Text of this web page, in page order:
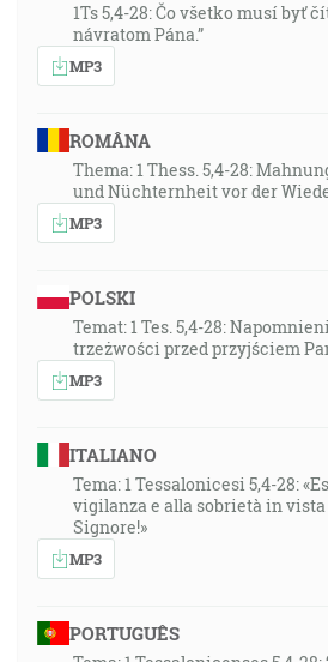
1Ts 5,4-28: Čo všetko musí byť
návratom Pána.”
MP3
ROMÂNA
Thema: 1 Thess. 5,4-28:
und Nüchternheit vor der
MP3
POLSKI
Temat: 1 Tes. 5,4-28:
trzeżwości przed przyjściem
MP3
ITALIANO
Tema: 1 Tessalonicesi 5,4-28:
vigilanza e alla sobrietà in
Signore!»
MP3
PORTUGUÊS